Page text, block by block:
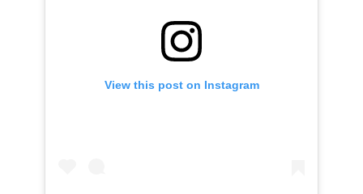
View this post on Instagram